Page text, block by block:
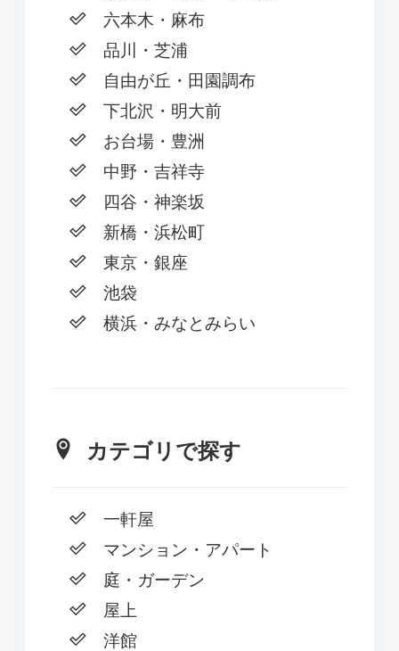
六本木・麻布
品川・芝浦
自由が丘・田園調布
下北沢・明大前
お台場・豊洲
中野・吉祥寺
四谷・神楽坂
新橋・浜松町
東京・銀座
池袋
横浜・みなとみらい
カテゴリで探す
一軒屋
マンション・アパート
庭・ガーデン
屋上
洋館